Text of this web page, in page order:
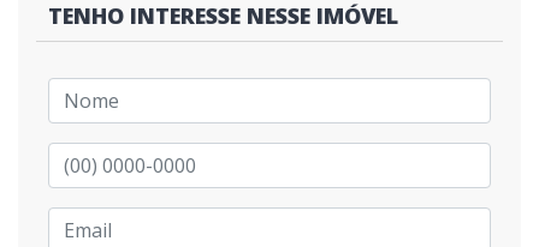
TENHO INTERESSE NESSE IMÓVEL